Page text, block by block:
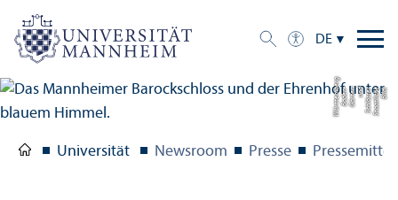
DE
Bil
d:
S
t
a
a
tli
c
h
e
S
c
hl
ö
s
s
e
r
u
n
d
G
ä
r
t
e
n
B
a
d
e
n-
W
ü
r
t
t
e
m
b
e
r
g
Universität Newsroom Presse